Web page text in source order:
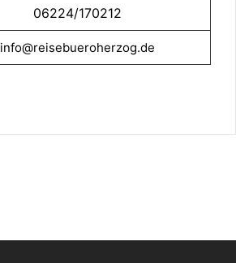
06224/170212
info@reisebueroherzog.de